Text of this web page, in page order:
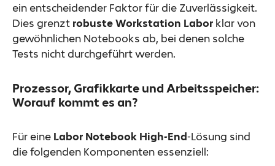
ein entscheidender Faktor für die Zuverlässigkeit.
Dies grenzt robuste Workstation Labor klar von
gewöhnlichen Notebooks ab, bei denen solche
Tests nicht durchgeführt werden.
Prozessor, Grafikkarte und Arbeitsspeicher:
Worauf kommt es an?
Für eine Labor Notebook High-End-Lösung sind
die folgenden Komponenten essenziell: